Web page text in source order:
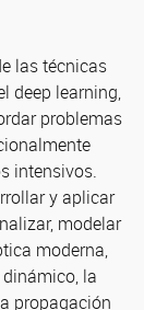
las técnicas
deep learning,
problemas
intensivos.
y aplicar
modelar
moderna,
la
propagación